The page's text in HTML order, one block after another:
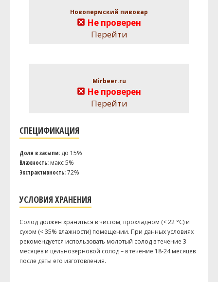
Новопермский пивовар
Не проверен
Перейти
Mirbeer.ru
Не проверен
Перейти
СПЕЦИФИКАЦИЯ
Доля в засыпи: до 15%
Влажность: макс 5%
Экстрактивность:72%
УСЛОВИЯ ХРАНЕНИЯ
Солод должен храниться в чистом, прохладном (< 22 °C) и
сухом (< 35% влажности) помещении. При данных условиях
рекомендуется использовать молотый солод в течение 3
месяцев и цельнозерновой солод – в течение 18-24 месяцев
после даты его изготовления.